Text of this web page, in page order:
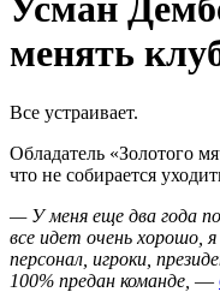
Усман
менять
Все устраивает.
Обладатель «Золотого
что не собирается
— У меня еще два года
все идет очень хорошо,
персонал, игроки,
100% предан команде, —